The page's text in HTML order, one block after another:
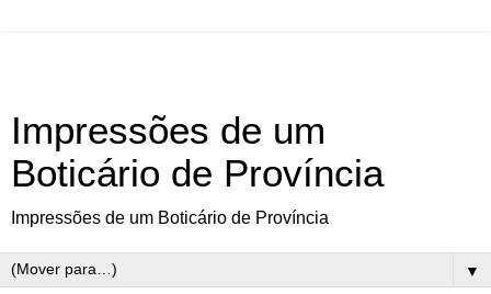
Impressões de um
Boticário de Província
Impressões de um Boticário de Província
▼